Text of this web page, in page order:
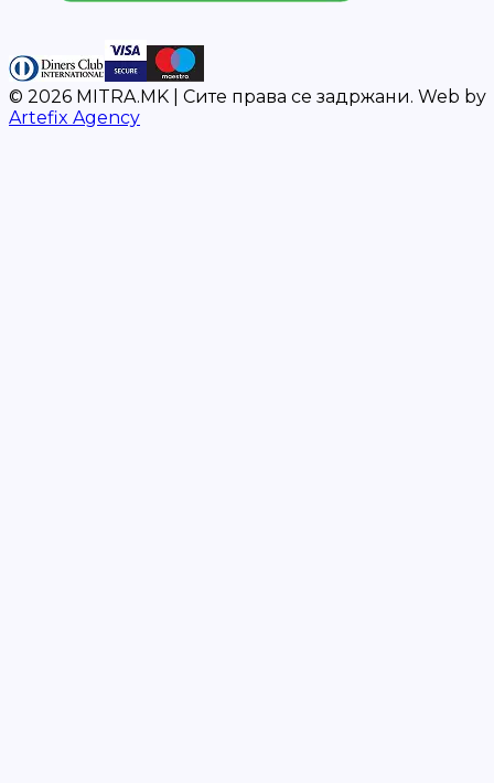
© 2026 MITRA.MK | Сите права се задржани. Web by
Artefix Agency